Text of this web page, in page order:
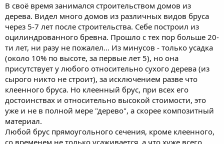
В своё время занимался строительством домов из
дерева. Видел много домов из различных видов бруса
через 5-7 лет после строительства. Себе построил из
оцилиндрованного бревна. Прошло с тех пор больше 20-
ти лет, ни разу не пожалел... Из минусов - только усадка
(около 10% по высоте, за первые лет 5), но она
присутствует у любого относительно сухого дерева (из
сырого никто не строит), за исключением разве что
клеенного бруса. Но клеенный брус, при всех его
достоинствах и относительно высокой стоимости, это
уже и не в полной мере "дерево", а скорее композитный
материал.
Любой брус прямоугольного сечения, кроме клеенного,